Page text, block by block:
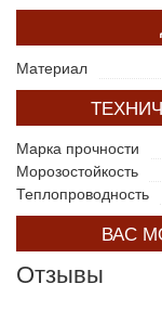
Материал
Марка прочности
Морозостойкость
Теплопроводность
ВАС
Отзывы